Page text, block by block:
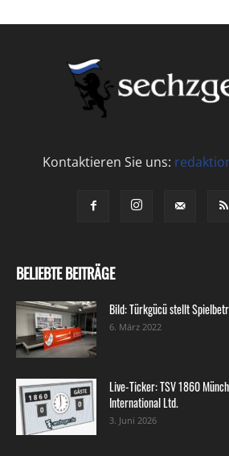
Kontaktieren Sie uns:
BELIEBTE BEITRÄGE
Bild: Türkgücü stellt
6. März 2022
Live-Ticker: TSV 1860
International Ltd.
3. Juni 2026